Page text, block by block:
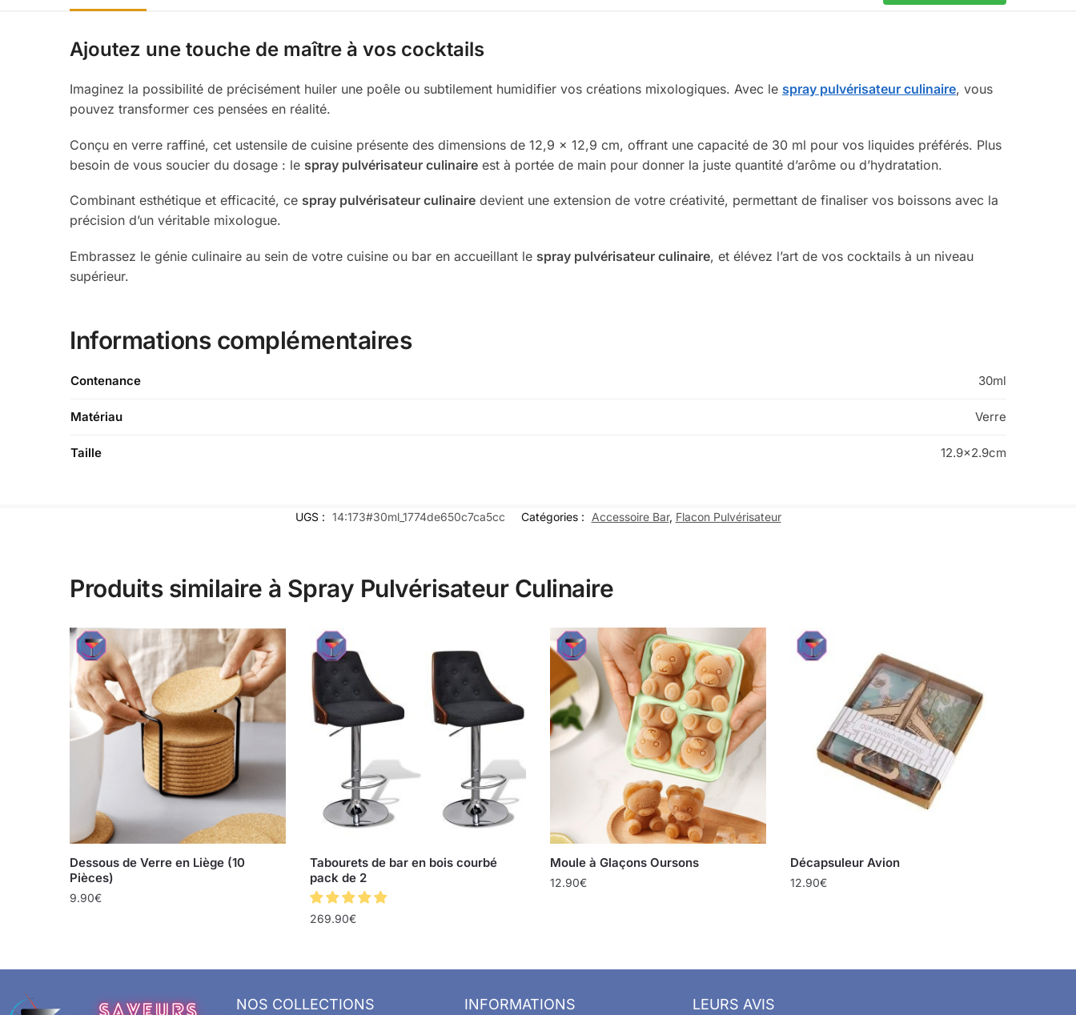
Ajoutez une touche de maître à vos cocktails
Imaginez la possibilité de précisément huiler une poêle ou subtilement humidifier vos créations mixologiques. Avec le spray pulvérisateur culinaire, vous
pouvez transformer ces pensées en réalité.
Conçu en verre raffiné, cet ustensile de cuisine présente des dimensions de 12,9 x 12,9 cm, offrant une capacité de 30 ml pour vos liquides préférés. Plus
besoin de vous soucier du dosage : le spray pulvérisateur culinaire est à portée de main pour donner la juste quantité d’arôme ou d’hydratation.
Combinant esthétique et efficacité, ce spray pulvérisateur culinaire devient une extension de votre créativité, permettant de finaliser vos boissons avec la
précision d’un véritable mixologue.
Embrassez le génie culinaire au sein de votre cuisine ou bar en accueillant le spray pulvérisateur culinaire, et élévez l’art de vos cocktails à un niveau
supérieur.
Informations complémentaires
Contenance 30ml
Matériau Verre
Taille 12.9×2.9cm
UGS : 14:173#30ml_1774de650c7ca5cc Catégories : Accessoire Bar, Flacon Pulvérisateur
Produits similaire à Spray Pulvérisateur Culinaire
Dessous de Verre en Liège (10
Pièces)
9.90€
Tabourets de bar en bois courbé
pack de 2
269.90€
Moule à Glaçons Oursons
12.90€
Décapsuleur Avion
12.90€
NOS COLLECTIONS INFORMATIONS LEURS AVIS